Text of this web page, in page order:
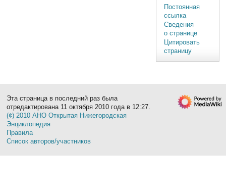
Постоянная
ссылка
Сведения
о странице
Цитировать
страницу
Эта страница в последний раз была
отредактирована 11 октября 2010 года в 12:27.
(¢) 2010 АНО Открытая Нижегородская
Энциклопедия
Правила
Список авторов/участников